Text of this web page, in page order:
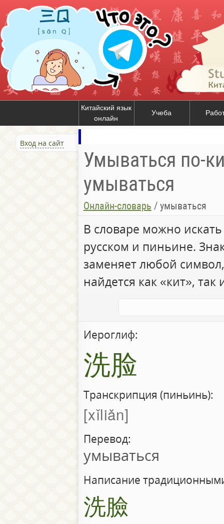
Китайский язык
онлайн
Учеба
Вход на сайт
Умываться по-
умываться
Онлайн-словарь / умываться
В словаре можно
русском и пиньине.
заменяет любой
найдется как «кит», так
Иероглиф:
洗脸
Транскрипция (пиньинь):
xǐliǎn
Перевод:
умываться
Написание
洗臉